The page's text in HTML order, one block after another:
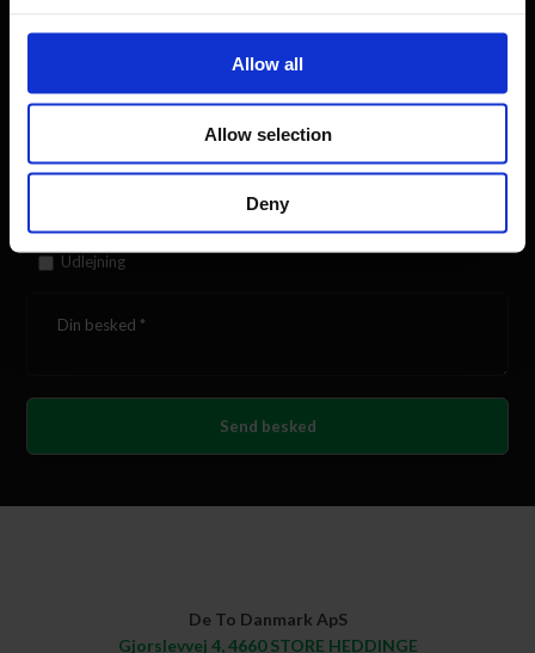
Allow all
Allow selection
Deny
Køb
Udlejning
De To Danmark ApS​
Gjorslevvej 4, 4660 STORE HEDDINGE